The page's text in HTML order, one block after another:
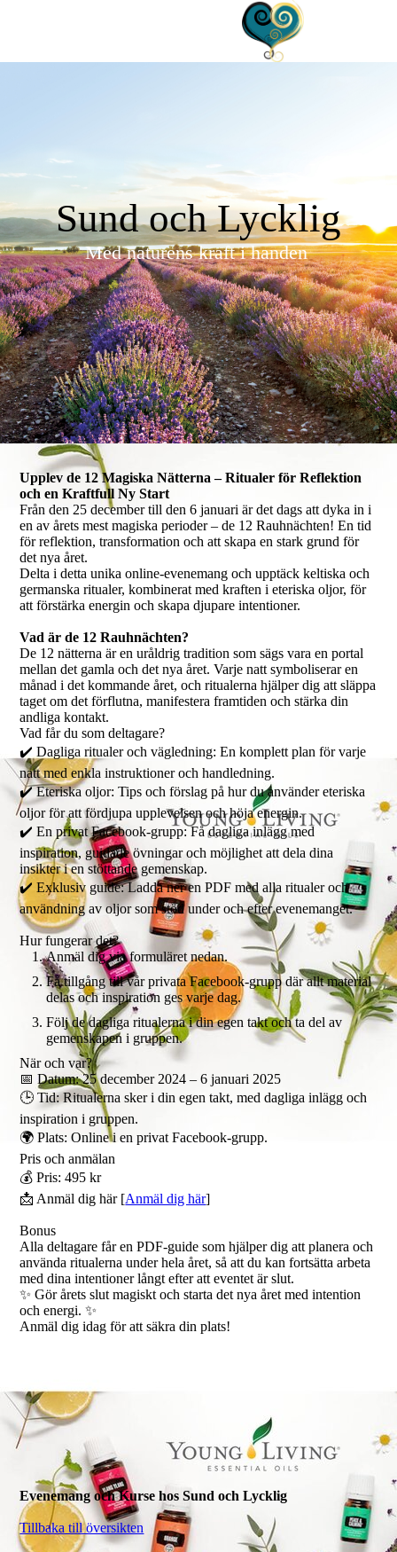
Sund och Lycklig
Med naturens kraft i handen
Upplev de 12 Magiska Nätterna – Ritualer för Reflektion
och en Kraftfull Ny Start
Från den 25 december till den 6 januari är det dags att dyka in i
en av årets mest magiska perioder – de 12 Rauhnächten! En tid
för reflektion, transformation och att skapa en stark grund för
det nya året.
Delta i detta unika online-evenemang och upptäck keltiska och
germanska ritualer, kombinerat med kraften i eteriska oljor, för
att förstärka energin och skapa djupare intentioner.
Vad är de 12 Rauhnächten?
De 12 nätterna är en uråldrig tradition som sägs vara en portal
mellan det gamla och det nya året. Varje natt symboliserar en
månad i det kommande året, och ritualerna hjälper dig att släppa
taget om det förflutna, manifestera framtiden och stärka din
andliga kontakt.
Vad får du som deltagare?
✔️ Dagliga ritualer och vägledning: En komplett plan för varje
natt med enkla instruktioner och handledning.
✔️ Eteriska oljor: Tips och förslag på hur du använder eteriska
oljor för att fördjupa upplevelsen och höja energin.
✔️ En privat Facebook-grupp: Få dagliga inlägg med
inspiration, guidade övningar och möjlighet att dela dina
insikter i en stöttande gemenskap.
✔️ Exklusiv guide: Ladda ner en PDF med alla ritualer och
användning av oljor som stöd under och efter evenemanget.
Hur fungerar det?
Anmäl dig via formuläret nedan.
Få tillgång till vår privata Facebook-grupp där allt material
delas och inspiration ges varje dag.
Följ de dagliga ritualerna i din egen takt och ta del av
gemenskapen i gruppen.
När och var?
📅 Datum: 25 december 2024 – 6 januari 2025
🕒 Tid: Ritualerna sker i din egen takt, med dagliga inlägg och
inspiration i gruppen.
🌍 Plats: Online i en privat Facebook-grupp.
Pris och anmälan
💰 Pris: 495 kr
📩 Anmäl dig här [Anmäl dig här]
Bonus
Alla deltagare får en PDF-guide som hjälper dig att planera och
använda ritualerna under hela året, så att du kan fortsätta arbeta
med dina intentioner långt efter att eventet är slut.
✨ Gör årets slut magiskt och starta det nya året med intention
och energi. ✨
Anmäl dig idag för att säkra din plats!
Evenemang och Kurse hos Sund och Lycklig
Tillbaka till översikten